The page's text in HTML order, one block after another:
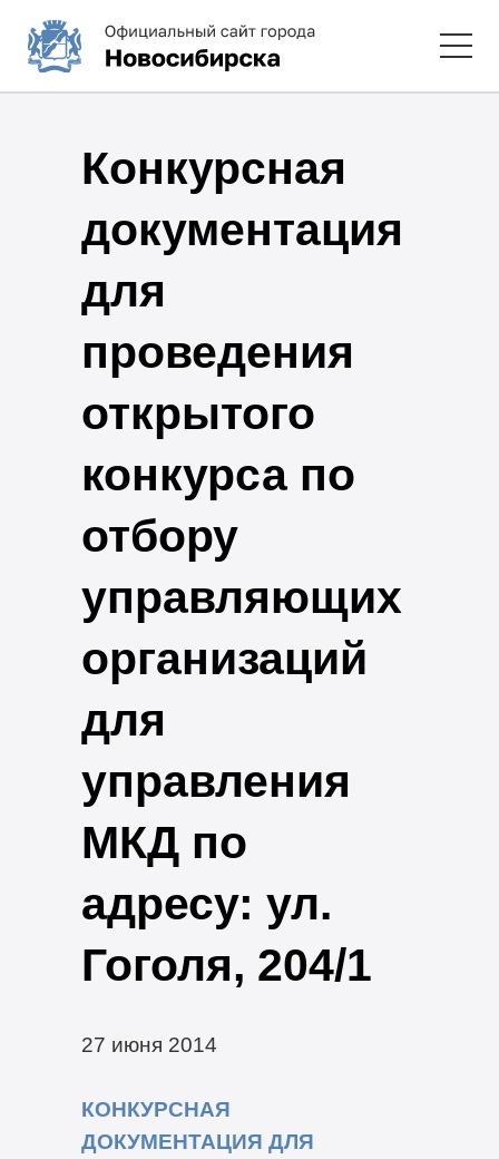
Конкурсная
документация
для
проведения
открытого
конкурса по
отбору
управляющих
организаций
для
управления
МКД по
адресу: ул.
Гоголя, 204/1
27 июня 2014
КОНКУРСНАЯ
ДОКУМЕНТАЦИЯ ДЛЯ